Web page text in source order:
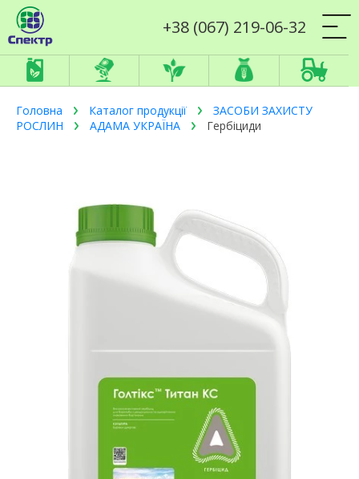
+38 (067) 219-06-32
Головна Каталог продукції
ЗАСОБИ ЗАХИСТУ
РОСЛИН
АДАМА УКРАЇНА Гербіциди